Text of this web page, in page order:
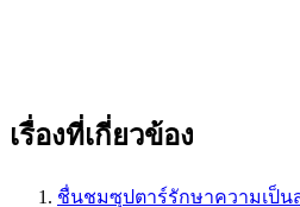
เรื่องที่เกี่ยวข้อง
ชื่นชมซุปตาร์รักษาความเป็น